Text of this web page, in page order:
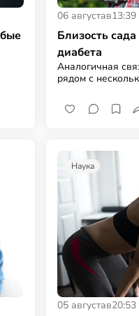
06 августав13:39
Близость
диабета
Аналогичная
рядом с
Наука
05 августав20:53